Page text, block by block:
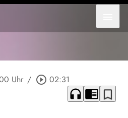
Uhr / play_circle_outline 02:31
headphones chrome_reader_mode bookmark_border